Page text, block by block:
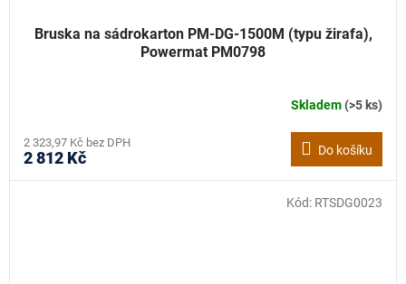
Bruska na sádrokarton PM-DG-1500M (typu žirafa),
Powermat PM0798
Skladem(>5 ks)
2 323,97 Kč bez DPH
2 812 Kč Do košíku
Kód: RTSDG0023